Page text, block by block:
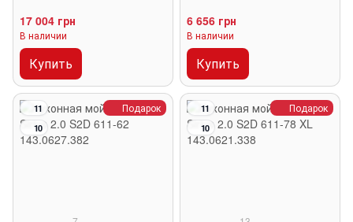
17 004 грн
В наличии
Купить
6 656 грн
В наличии
Купить
Подарок
11
10
Подарок
11
10